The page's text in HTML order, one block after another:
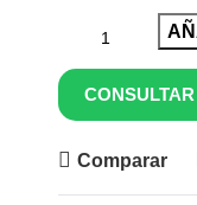
Comparar